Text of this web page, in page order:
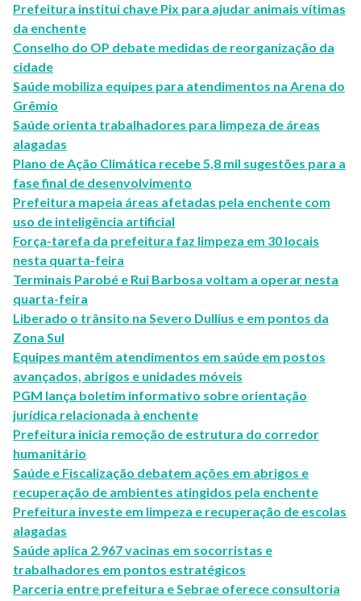
Prefeitura institui chave Pix para ajudar animais vítimas
da enchente
Conselho do OP debate medidas de reorganização da
cidade
Saúde mobiliza equipes para atendimentos na Arena do
Grêmio
Saúde orienta trabalhadores para limpeza de áreas
alagadas
Plano de Ação Climática recebe 5,8 mil sugestões para a
fase final de desenvolvimento
Prefeitura mapeia áreas afetadas pela enchente com
uso de inteligência artificial
Força-tarefa da prefeitura faz limpeza em 30 locais
nesta quarta-feira
Terminais Parobé e Rui Barbosa voltam a operar nesta
quarta-feira
Liberado o trânsito na Severo Dullius e em pontos da
Zona Sul
Equipes mantêm atendimentos em saúde em postos
avançados, abrigos e unidades móveis
PGM lança boletim informativo sobre orientação
jurídica relacionada à enchente
Prefeitura inicia remoção de estrutura do corredor
humanitário
Saúde e Fiscalização debatem ações em abrigos e
recuperação de ambientes atingidos pela enchente
Prefeitura investe em limpeza e recuperação de escolas
alagadas
Saúde aplica 2.967 vacinas em socorristas e
trabalhadores em pontos estratégicos
Parceria entre prefeitura e Sebrae oferece consultoria